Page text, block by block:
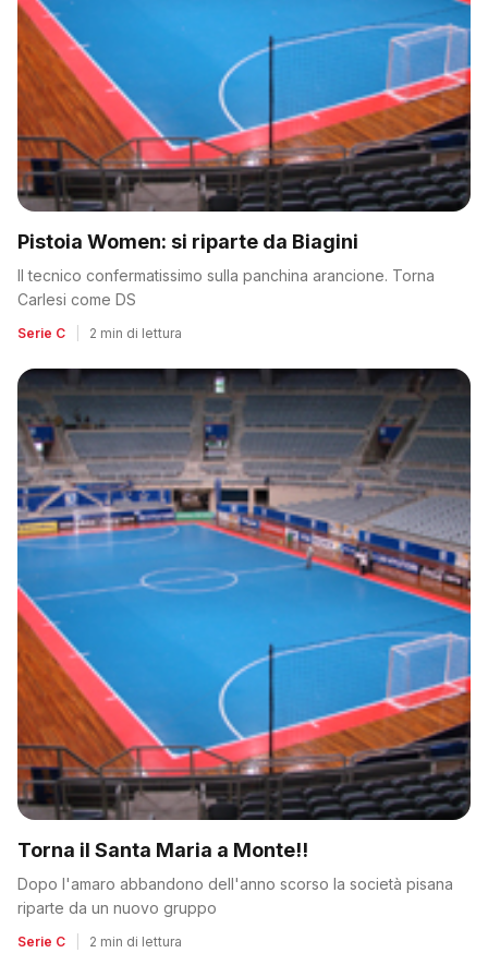
Pistoia Women: si riparte da Biagini
Il tecnico confermatissimo sulla panchina arancione. Torna
Carlesi come DS
Serie C 2 min di lettura
Torna il Santa Maria a Monte!!
Dopo l'amaro abbandono dell'anno scorso la società pisana
riparte da un nuovo gruppo
Serie C 2 min di lettura